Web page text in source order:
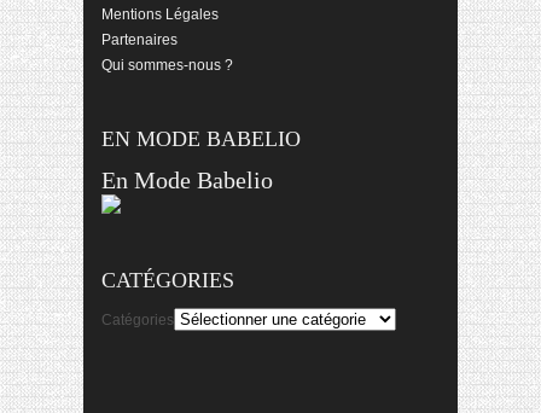
Mentions Légales
Partenaires
Qui sommes-nous ?
EN MODE BABELIO
En Mode Babelio
CATÉGORIES
Catégories